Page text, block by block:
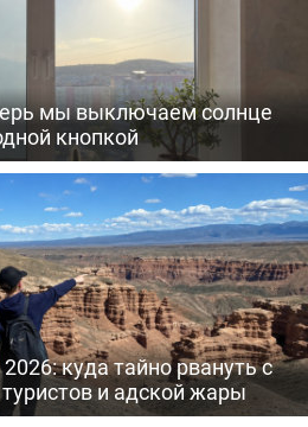
мы выключаем солнце
кнопкой
куда тайно рвануть с
и адской жары